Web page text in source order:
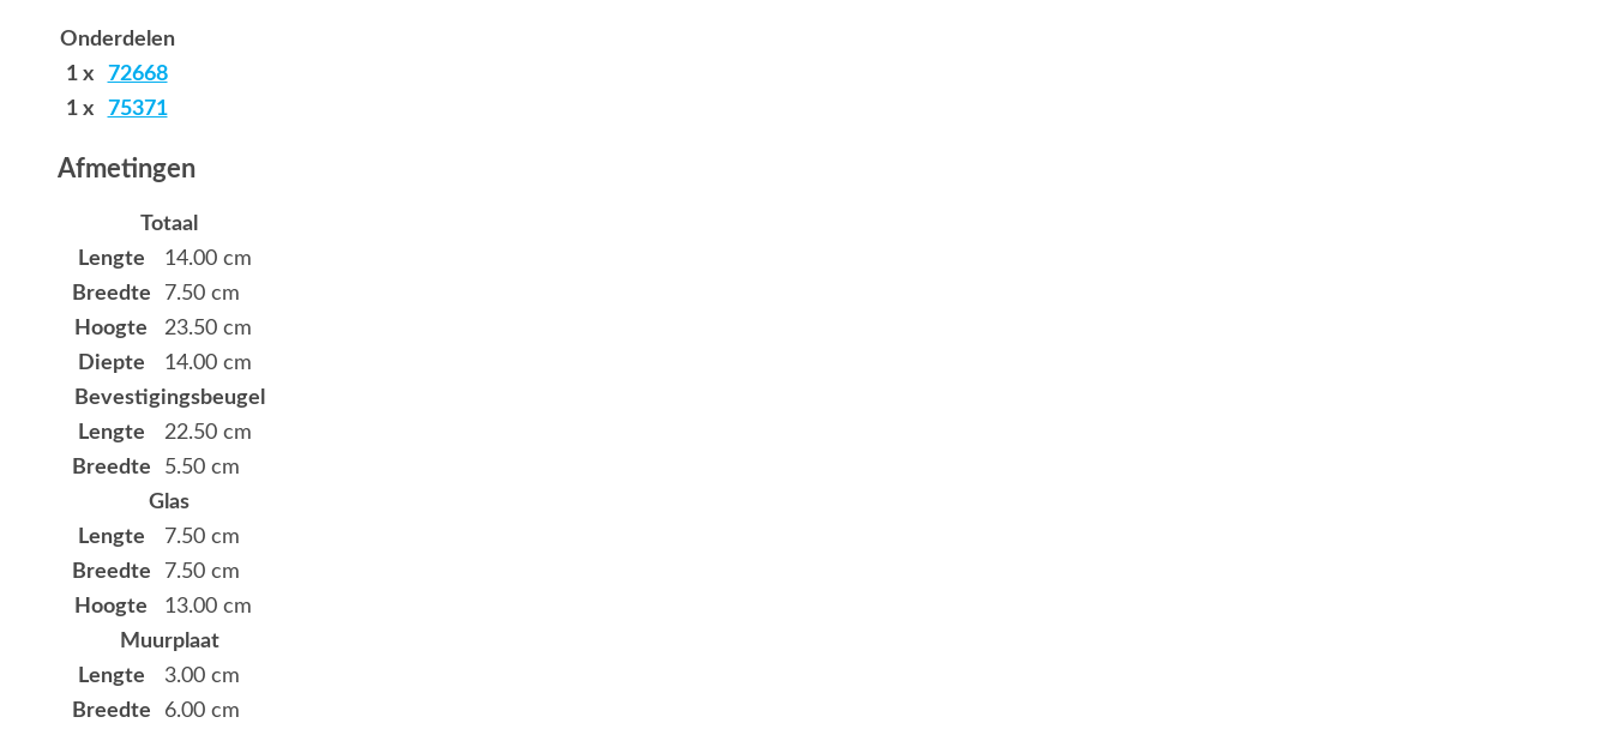
Onderdelen
1 x
72668
1 x
75371
Afmetingen
Totaal
Lengte
14.00 cm
Breedte
7.50 cm
Hoogte
23.50 cm
Diepte
14.00 cm
Bevestigingsbeugel
Lengte
22.50 cm
Breedte
5.50 cm
Glas
Lengte
7.50 cm
Breedte
7.50 cm
Hoogte
13.00 cm
Muurplaat
Lengte
3.00 cm
Breedte
6.00 cm